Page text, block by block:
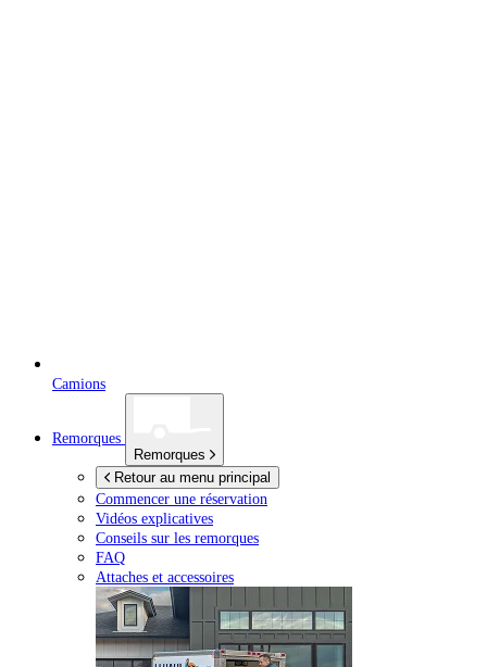
Camions
Remorques
Remorques
Retour au menu principal
Commencer une réservation
Vidéos explicatives
Conseils sur les remorques
FAQ
Attaches et accessoires